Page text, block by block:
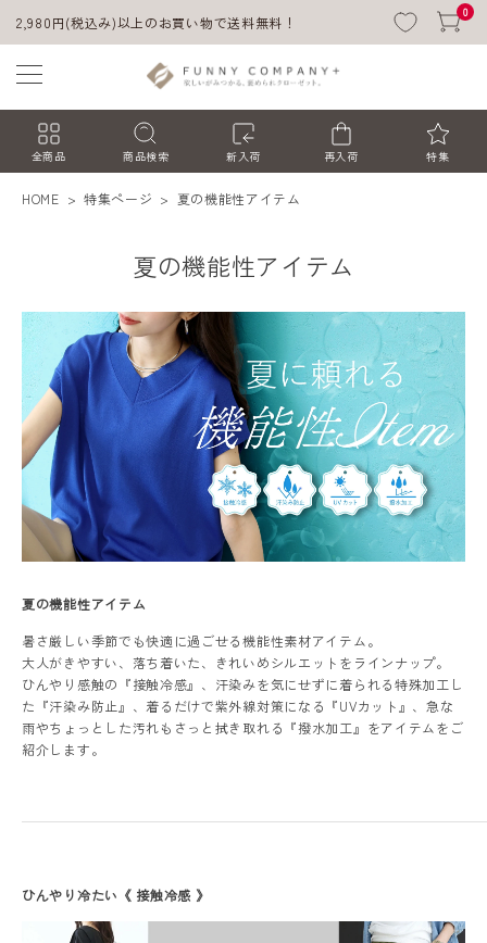
2,980円(税込み)以上のお買い物で送料無料！
0
全商品 商品検索 新入荷 再入荷 特集
ACCOUNT MENU
ようこそ ゲスト 様
ログイン 会員登録
レディーストップス
レディースボトムス
ファッション雑貨
ご利用ガイド
HOME 特集ページ 夏の機能性アイテム
夏の機能性アイテム
夏の機能性アイテム
暑さ厳しい季節でも快適に過ごせる機能性素材アイテム。
大人がきやすい、落ち着いた、きれいめシルエットをラインナップ。
ひんやり感触の『接触冷感』、汗染みを気にせずに着られる特殊加工し
た『汗染み防止』、着るだけで紫外線対策になる『UVカット』、急な
雨やちょっとした汚れもさっと拭き取れる『撥水加工』をアイテムをご
紹介します。
ひんやり冷たい《 接触冷感 》